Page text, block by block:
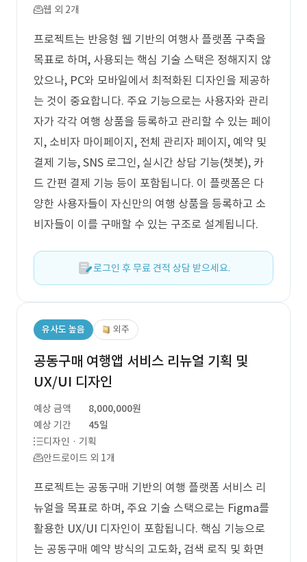
웹 외 2개
프로젝트는 반응형 웹 기반의 여행사 플랫폼 구축을
목표로 하며, 사용되는 핵심 기술 스택은 정해지지 않
았으나, PC와 모바일에서 최적화된 디자인을 제공하
는 것이 중요합니다. 주요 기능으로는 사용자와 관리
자가 각각 여행 상품을 등록하고 관리할 수 있는 페이
지, 소비자 마이페이지, 전체 관리자 페이지, 예약 및
결제 기능, SNS 로그인, 실시간 상담 기능(챗봇), 카
드 간편 결제 기능 등이 포함됩니다. 이 플랫폼은 다
양한 사용자들이 자신만의 여행 상품을 등록하고 소
비자들이 이를 구매할 수 있는 구조로 설계됩니다.
로그인 후 무료 견적 상담 받으세요.
유사도 높음 외주
공동구매 여행앱 서비스 리뉴얼 기획 및
UX/UI 디자인
예상 금액
8,000,000원
예상 기간
45일
디자인 · 기획
안드로이드 외 1개
프로젝트는 공동구매 기반의 여행 플랫폼 서비스 리
뉴얼을 목표로 하며, 주요 기술 스택으로는 Figma를
활용한 UX/UI 디자인이 포함됩니다. 핵심 기능으로
는 공동구매 예약 방식의 고도화, 검색 로직 및 화면